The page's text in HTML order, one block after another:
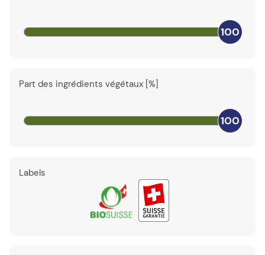
100
Part des ingrédients végétaux [%]
100
Labels